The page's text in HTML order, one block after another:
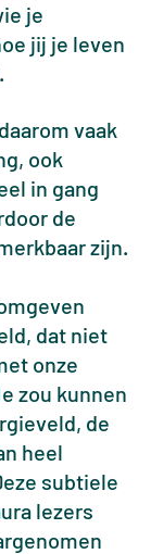
je
jij je leven
vaak
ook
in gang
de
zijn.
dat niet
onze
zou kunnen
de
heel
subtiele
lezers